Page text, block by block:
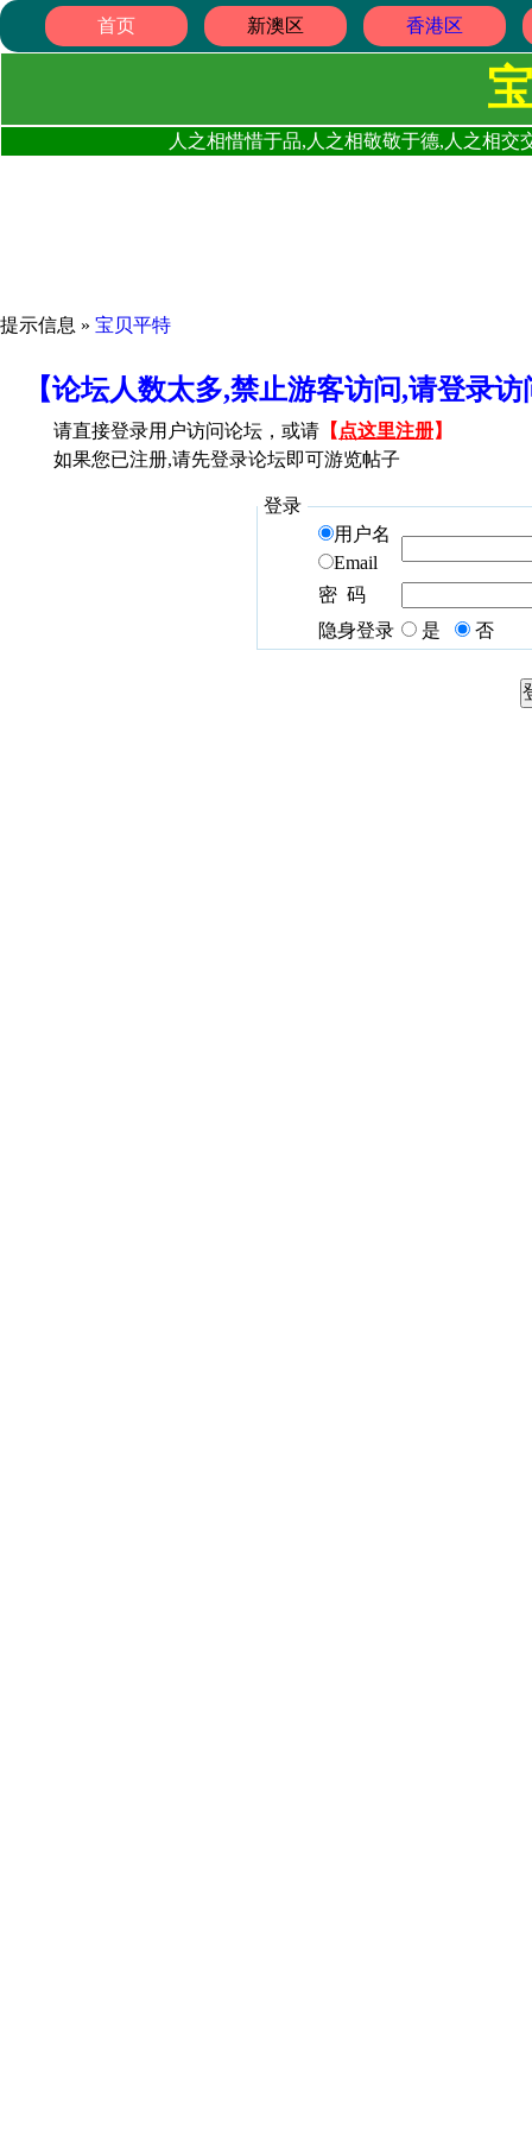
首页 新澳区 香港区
人之相惜惜于品,人之相敬敬于德,人之相
提示信息 » 宝贝平特
【论坛人数太多,禁止游客访问,请登录
请直接登录用户访问论坛，或请 【 点这里注册】
如果您已注册,请先登录论坛即可游览帖子
登录
用户名
Email
密 码
隐身登录
是 否